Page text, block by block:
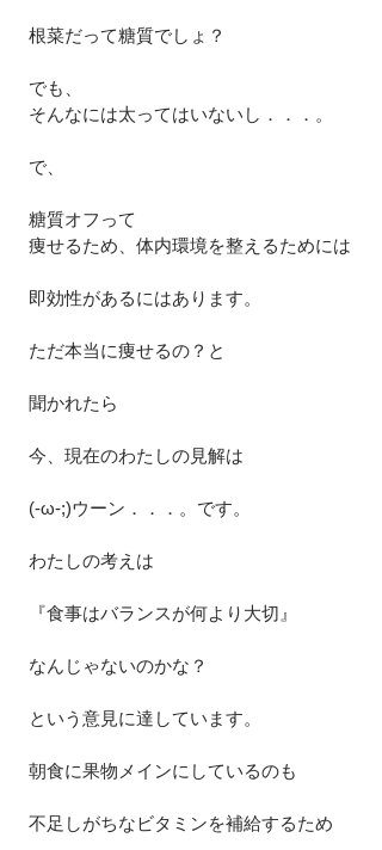
根菜だって糖質でしょ？
でも、
そんなには太ってはいないし．．．。
で、
糖質オフって
痩せるため、体内環境を整えるためには
即効性があるにはあります。
ただ本当に痩せるの？と
聞かれたら
今、現在のわたしの見解は
(-ω-;)ウーン．．．。です。
わたしの考えは
『食事はバランスが何より大切』
なんじゃないのかな？
という意見に達しています。
朝食に果物メインにしているのも
不足しがちなビタミンを補給するため